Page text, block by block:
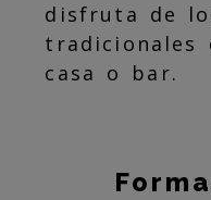
disfruta de
tradicionales
casa o bar.